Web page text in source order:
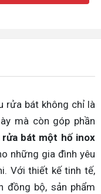
rửa bát không chỉ là
mà còn góp phần
rửa bát một hố inox
những gia đình yêu
Với thiết kế tinh tế,
đồng bộ, sản phẩm